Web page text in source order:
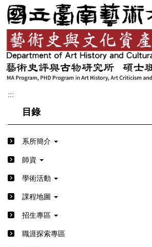
跳
到
主
要
內
容
區
:::
目錄
系所簡介
師資
學術活動
課程地圖
招生專區
職涯探索專區